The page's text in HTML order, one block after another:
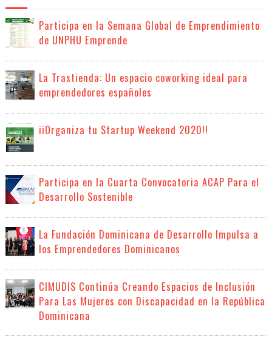
Participa en la Semana Global de Emprendimiento
de UNPHU Emprende
La Trastienda: Un espacio coworking ideal para
emprendedores españoles
iiOrganiza tu Startup Weekend 2020!!
Participa en la Cuarta Convocatoria ACAP Para el
Desarrollo Sostenible
La Fundación Dominicana de Desarrollo Impulsa a
los Emprendedores Dominicanos
CIMUDIS Continúa Creando Espacios de Inclusión
Para Las Mujeres con Discapacidad en la República
Dominicana